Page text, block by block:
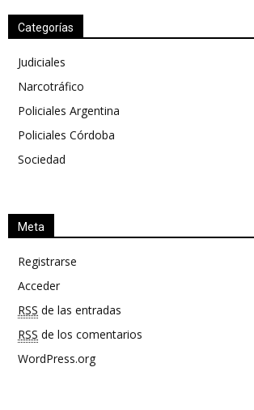
Categorías
Judiciales
Narcotráfico
Policiales Argentina
Policiales Córdoba
Sociedad
Meta
Registrarse
Acceder
RSS de las entradas
RSS de los comentarios
WordPress.org